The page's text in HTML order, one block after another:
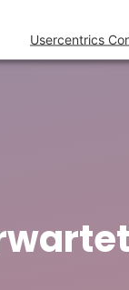
Usercentrics